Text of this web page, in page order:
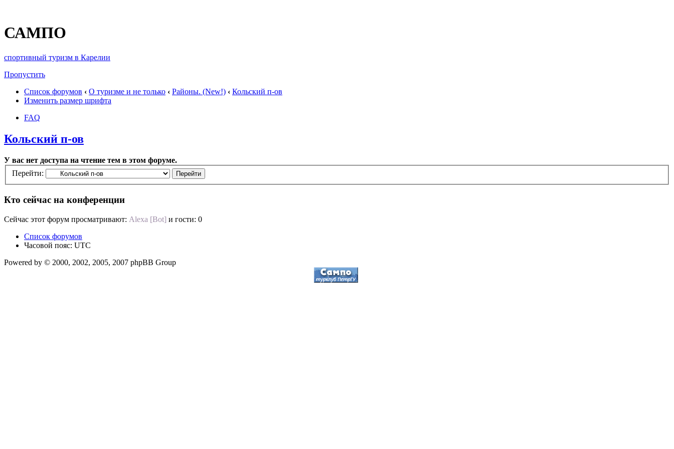
САМПО
спортивный туризм в Карелии
Пропустить
Список форумов ‹ О туризме и не только ‹ Районы. (New!) ‹ Кольский п-ов
Изменить размер шрифта
FAQ
Кольский п-ов
У вас нет доступа на чтение тем в этом форуме.
Перейти:
Кто сейчас на конференции
Сейчас этот форум просматривают: Alexa [Bot] и гости: 0
Список форумов
Часовой пояс: UTC
Powered by © 2000, 2002, 2005, 2007 phpBB Group